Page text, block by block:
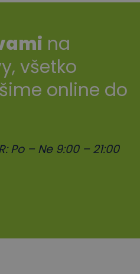
na
všetko
online do
Po – Ne 9:00 – 21:00